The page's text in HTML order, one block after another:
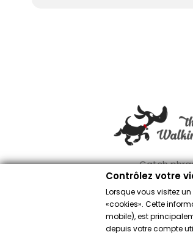
Catch
Contrôlez votre
Lorsque vous visitez
«cookies». Cette
mobile), est
depuis votre compte